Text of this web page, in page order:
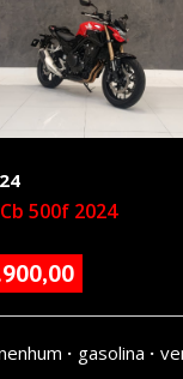
500f 2024
gasolina